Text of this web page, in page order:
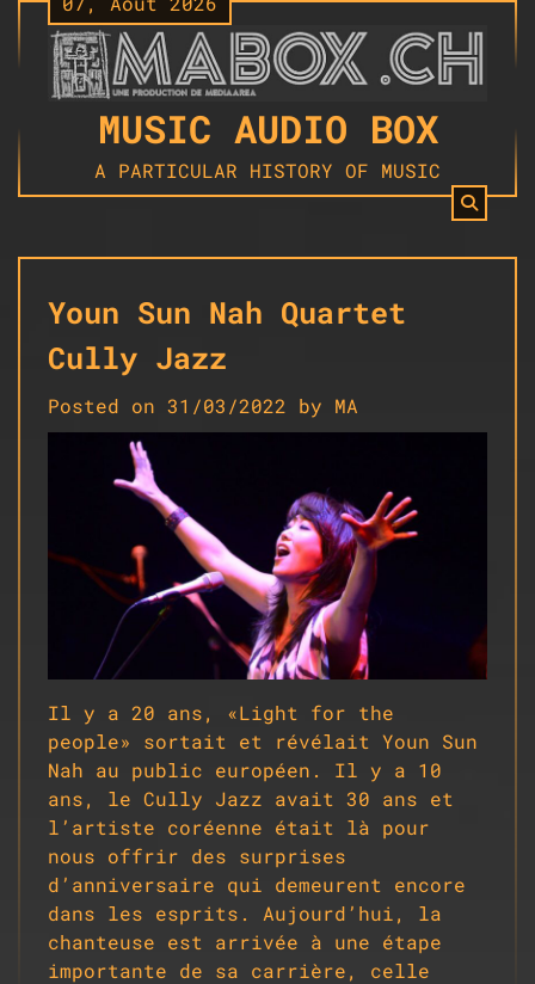
Skip
to
content
MUSIC AUDIO BOX
A PARTICULAR HISTORY OF MUSIC
Youn Sun Nah Quartet
Cully Jazz
Posted on 31/03/2022 by MA
Il y a 20 ans, «Light for the
people» sortait et révélait Youn Sun
Nah au public européen. Il y a 10
ans, le Cully Jazz avait 30 ans et
l’artiste coréenne était là pour
nous offrir des surprises
d’anniversaire qui demeurent encore
dans les esprits. Aujourd’hui, la
chanteuse est arrivée à une étape
importante de sa carrière, celle